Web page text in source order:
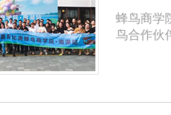
蜂鸟商学
鸟合作伙